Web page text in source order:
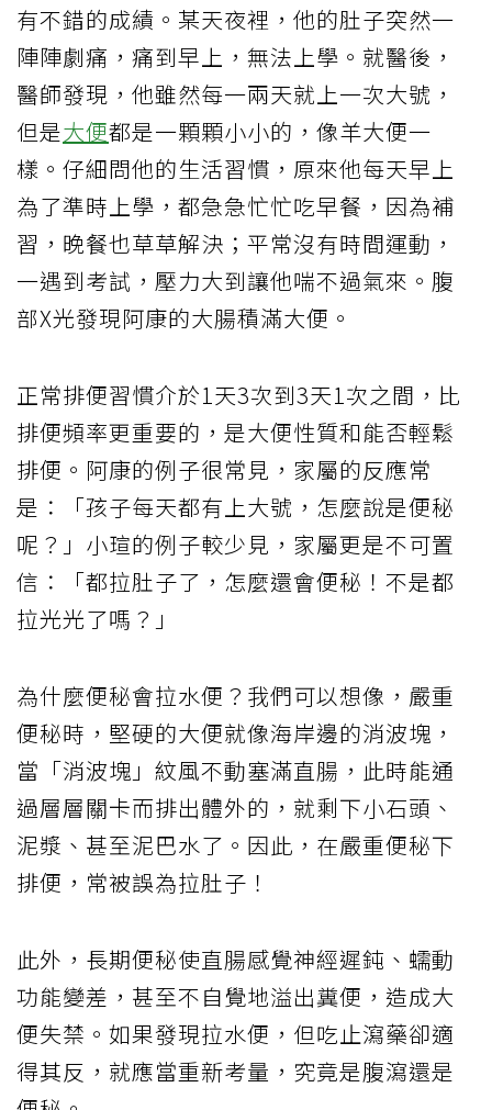
有不錯的成績。某天夜裡，他的肚子突然一
陣陣劇痛，痛到早上，無法上學。就醫後，
醫師發現，他雖然每一兩天就上一次大號，
但是大便都是一顆顆小小的，像羊大便一
樣。仔細問他的生活習慣，原來他每天早上
為了準時上學，都急急忙忙吃早餐，因為補
習，晚餐也草草解決；平常沒有時間運動，
一遇到考試，壓力大到讓他喘不過氣來。腹
部X光發現阿康的大腸積滿大便。
正常排便習慣介於1天3次到3天1次之間，比
排便頻率更重要的，是大便性質和能否輕鬆
排便。阿康的例子很常見，家屬的反應常
是：「孩子每天都有上大號，怎麼說是便秘
呢？」小瑄的例子較少見，家屬更是不可置
信：「都拉肚子了，怎麼還會便秘！不是都
拉光光了嗎？」
為什麼便秘會拉水便？我們可以想像，嚴重
便秘時，堅硬的大便就像海岸邊的消波塊，
當「消波塊」紋風不動塞滿直腸，此時能通
過層層關卡而排出體外的，就剩下小石頭、
泥漿、甚至泥巴水了。因此，在嚴重便秘下
排便，常被誤為拉肚子！
此外，長期便秘使直腸感覺神經遲鈍、蠕動
功能變差，甚至不自覺地溢出糞便，造成大
便失禁。如果發現拉水便，但吃止瀉藥卻適
得其反，就應當重新考量，究竟是腹瀉還是